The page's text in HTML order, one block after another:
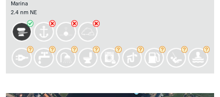
Marina
2.4 nm NE